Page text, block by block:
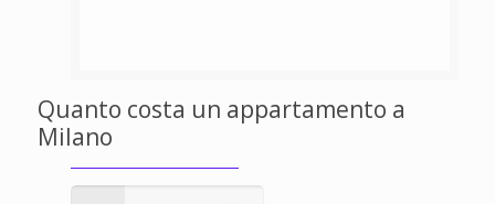
Quanto costa un appartamento a
Milano